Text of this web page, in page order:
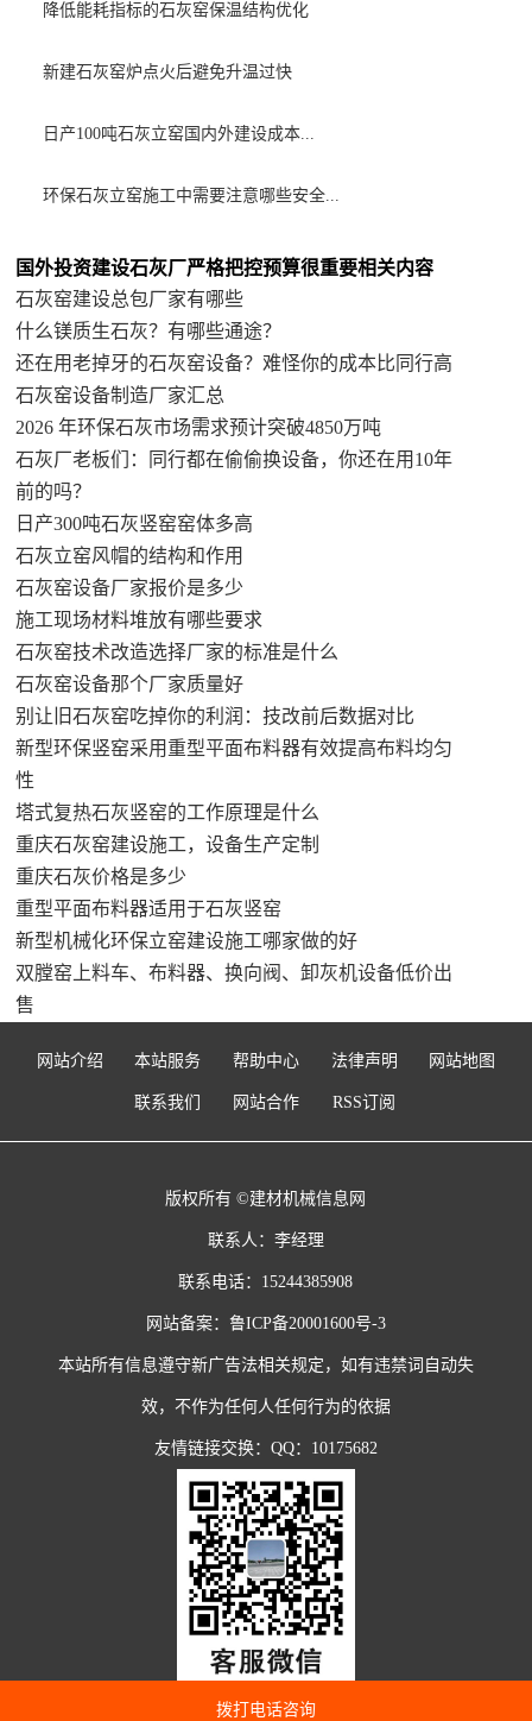
降低能耗指标的石灰窑保温结构优化
新建石灰窑炉点火后避免升温过快
日产100吨石灰立窑国内外建设成本...
环保石灰立窑施工中需要注意哪些安全...
国外投资建设石灰厂严格把控预算很重要相关内容
石灰窑建设总包厂家有哪些
什么镁质生石灰？有哪些通途？
还在用老掉牙的石灰窑设备？难怪你的成本比同行高
石灰窑设备制造厂家汇总
2026 年环保石灰市场需求预计突破4850万吨
石灰厂老板们：同行都在偷偷换设备，你还在用10年
前的吗？
日产300吨石灰竖窑窑体多高
石灰立窑风帽的结构和作用
石灰窑设备厂家报价是多少
施工现场材料堆放有哪些要求
石灰窑技术改造选择厂家的标准是什么
石灰窑设备那个厂家质量好
别让旧石灰窑吃掉你的利润：技改前后数据对比
新型环保竖窑采用重型平面布料器有效提高布料均匀
性
塔式复热石灰竖窑的工作原理是什么
重庆石灰窑建设施工，设备生产定制
重庆石灰价格是多少
重型平面布料器适用于石灰竖窑
新型机械化环保立窑建设施工哪家做的好
双膛窑上料车、布料器、换向阀、卸灰机设备低价出
售
网站介绍 本站服务 帮助中心 法律声明 网站地图
联系我们 网站合作 RSS订阅
版权所有 ©建材机械信息网
联系人：李经理
联系电话：15244385908
网站备案： 鲁ICP备20001600号-3
本站所有信息遵守新广告法相关规定，如有违禁词自动失
效，不作为任何人任何行为的依据
友情链接交换：QQ：10175682
拨打电话咨询